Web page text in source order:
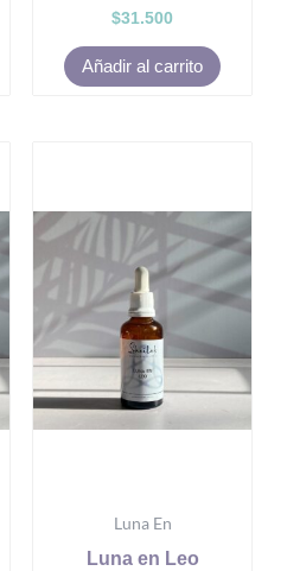
$31.500
Añadir al carrito
Luna En
Luna en Leo